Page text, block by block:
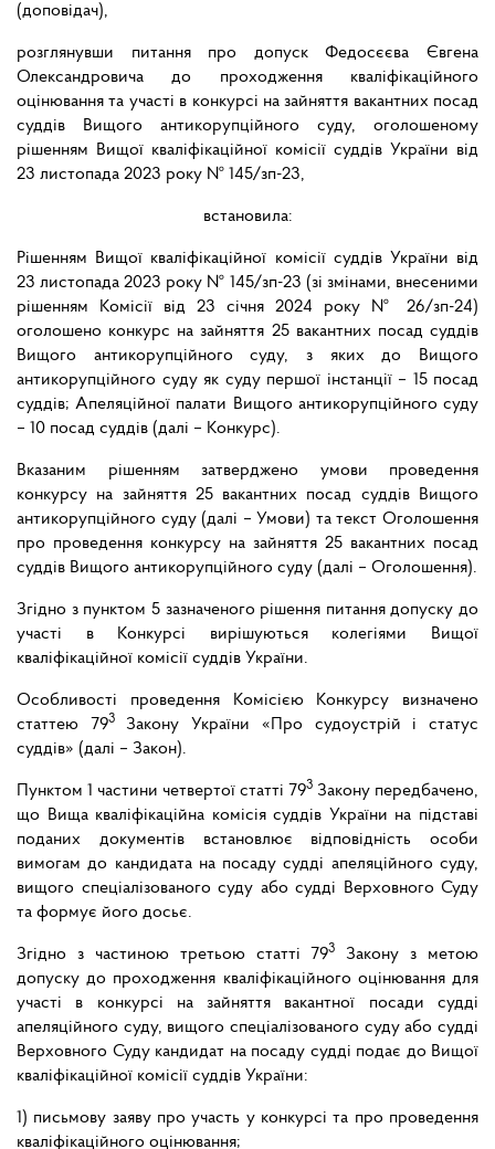
(доповідач),
розглянувши питання про допуск Федосєєва Євгена
Олександровича до проходження кваліфікаційного
оцінювання та участі в конкурсі на зайняття вакантних посад
суддів Вищого антикорупційного суду, оголошеному
рішенням Вищої кваліфікаційної комісії суддів України від
23 листопада 2023 року № 145/зп-23,
встановила:
Рішенням Вищої кваліфікаційної комісії суддів України від
23 листопада 2023 року № 145/зп-23 (зі змінами, внесеними
рішенням Комісії від 23 січня 2024 року № 26/зп-24)
оголошено конкурс на зайняття 25 вакантних посад суддів
Вищого антикорупційного суду, з яких до Вищого
антикорупційного суду як суду першої інстанції – 15 посад
суддів; Апеляційної палати Вищого антикорупційного суду
– 10 посад суддів (далі – Конкурс).
Вказаним рішенням затверджено умови
проведення
конкурсу на зайняття 25 вакантних посад суддів Вищого
антикорупційного суду (далі – Умови) та текст Оголошення
про проведення конкурсу на зайняття 25 вакантних посад
суддів Вищого антикорупційного суду (далі – Оголошення).
Згідно з пунктом 5 зазначеного рішення питання допуску до
участі в Конкурсі вирішуються колегіями Вищої
кваліфікаційної комісії суддів України.
Особливості проведення Комісією Конкурсу визначено
статтею 793Закону України «Про судоустрій і статус
суддів» (далі – Закон).
Пунктом 1 частини четвертої статті 793 Закону передбачено,
що Вища кваліфікаційна комісія суддів України на підставі
поданих документів встановлює відповідність особи
вимогам до кандидата на посаду судді апеляційного суду,
вищого спеціалізованого суду або судді Верховного Суду
та формує його досьє.
Згідно з частиною третьою статті 793
Закону з метою
допуску до проходження кваліфікаційного оцінювання для
участі в конкурсі на зайняття вакантної посади судді
апеляційного суду, вищого спеціалізованого суду або судді
Верховного Суду кандидат на посаду судді подає до Вищої
кваліфікаційної комісії суддів України:
1) письмову заяву про участь у конкурсі та про проведення
кваліфікаційного оцінювання;